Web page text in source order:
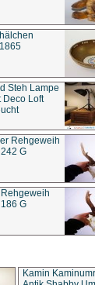
Steh Lampe
Deco Loft
Rehgeweih
G
G
Kamin